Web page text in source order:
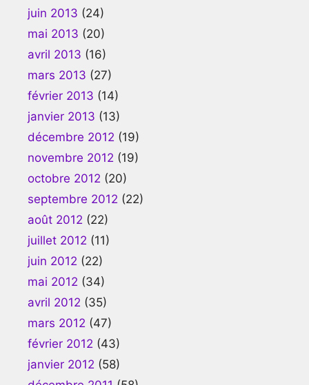
juin 2013 (24)
mai 2013 (20)
avril 2013 (16)
mars 2013 (27)
février 2013 (14)
janvier 2013 (13)
décembre 2012 (19)
novembre 2012 (19)
octobre 2012 (20)
septembre 2012 (22)
août 2012 (22)
juillet 2012 (11)
juin 2012 (22)
mai 2012 (34)
avril 2012 (35)
mars 2012 (47)
février 2012 (43)
janvier 2012 (58)